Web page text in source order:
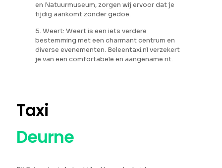
en Natuurmuseum, zorgen wij ervoor dat je
tijdig aankomt zonder gedoe.
5. Weert: Weert is een iets verdere
bestemming met een charmant centrum en
diverse evenementen. Beleentaxi.nl verzekert
je van een comfortabele en aangename rit.
Taxi
Deurne